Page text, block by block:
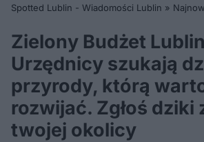
Spotted Lublin - Wiadomości Lublin »
Zielony Budżet
Urzędnicy szukają
przyrody, którą
rozwijać. Zgłoś dziki
twojej okolicy